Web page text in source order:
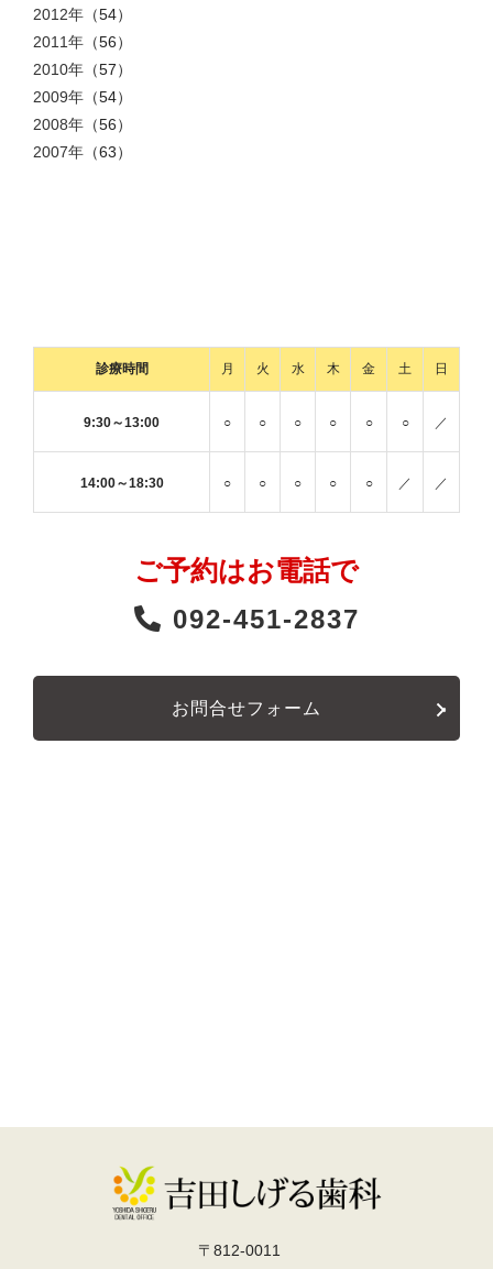
2012年 （54）
2011年 （56）
2010年 （57）
2009年 （54）
2008年 （56）
2007年 （63）
診療時間 月 火 水 木 金 土 日
9:30～13:00 ○ ○ ○ ○ ○ ○ ／
14:00～18:30 ○ ○ ○ ○ ○ ／ ／
ご予約はお電話で
092-451-2837
お問合せフォーム
〒812-0011